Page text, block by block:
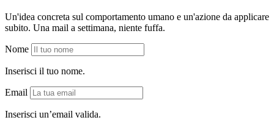
Un'idea concreta sul comportamento umano e un'azione da applicare
subito. Una mail a settimana, niente fuffa.
Nome
Inserisci il tuo nome.
Email
Inserisci un’email valida.